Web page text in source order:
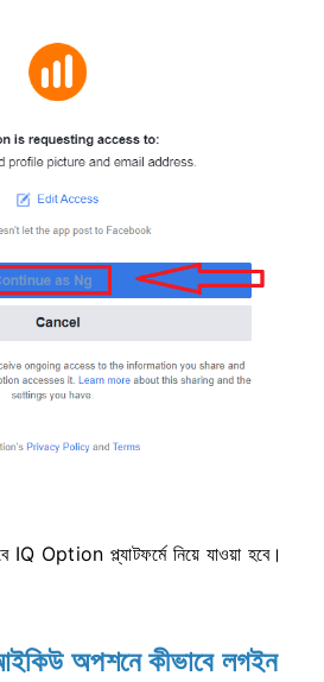
IQ Option প্ল্যাটফর্মে নিয়ে যাওয়া হবে।
অপশনে কীভাবে লগইন